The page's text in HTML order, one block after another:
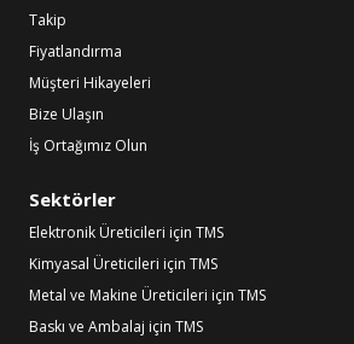
Takip
Fiyatlandırma
Müşteri Hikayeleri
Bize Ulaşın
İş Ortağımız Olun
Sektörler
Elektronik Üreticileri için TMS
Kimyasal Üreticileri için TMS
Metal ve Makine Üreticileri için TMS
Baskı ve Ambalaj için TMS